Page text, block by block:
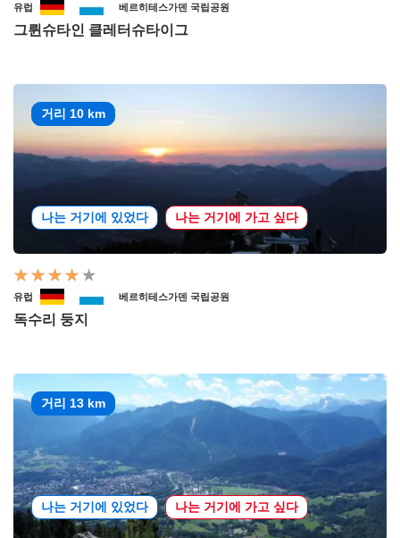
유럽 베르히테스가덴 국립공원
그륀슈타인 클레터슈타이그
거리 10 km
나는 거기에 있었다 나는 거기에 가고 싶다
유럽 베르히테스가덴 국립공원
독수리 둥지
거리 13 km
나는 거기에 있었다 나는 거기에 가고 싶다